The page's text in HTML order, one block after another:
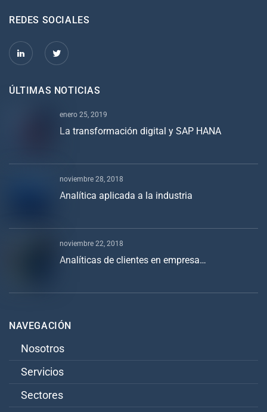
REDES SOCIALES
ÚLTIMAS NOTICIAS
enero 25, 2019
La transformación digital y SAP HANA
noviembre 28, 2018
Analítica aplicada a la industria
noviembre 22, 2018
Analíticas de clientes en empresa…
NAVEGACIÓN
Nosotros
Servicios
Sectores